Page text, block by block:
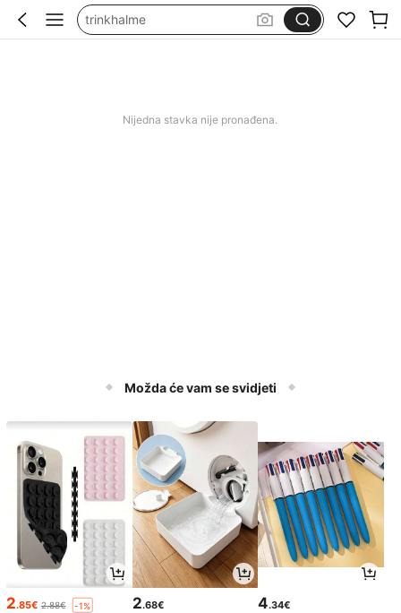
squishy
Nijedna stavka nije pronađena.
Možda će vam se svidjeti
2.85€ 2.88€ -1% 2.68€ 4.34€